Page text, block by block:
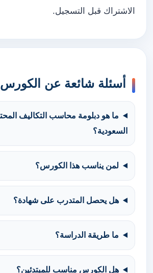
الاشتراك قبل التسجيل.
أسئلة شائعة عن الكورس
السعودية؟
لمن يناسب هذا الكورس؟
هل يحصل المتدرب على شهادة؟
ما طريقة الدراسة؟
هل الكورس مناسب للمبتدئين؟